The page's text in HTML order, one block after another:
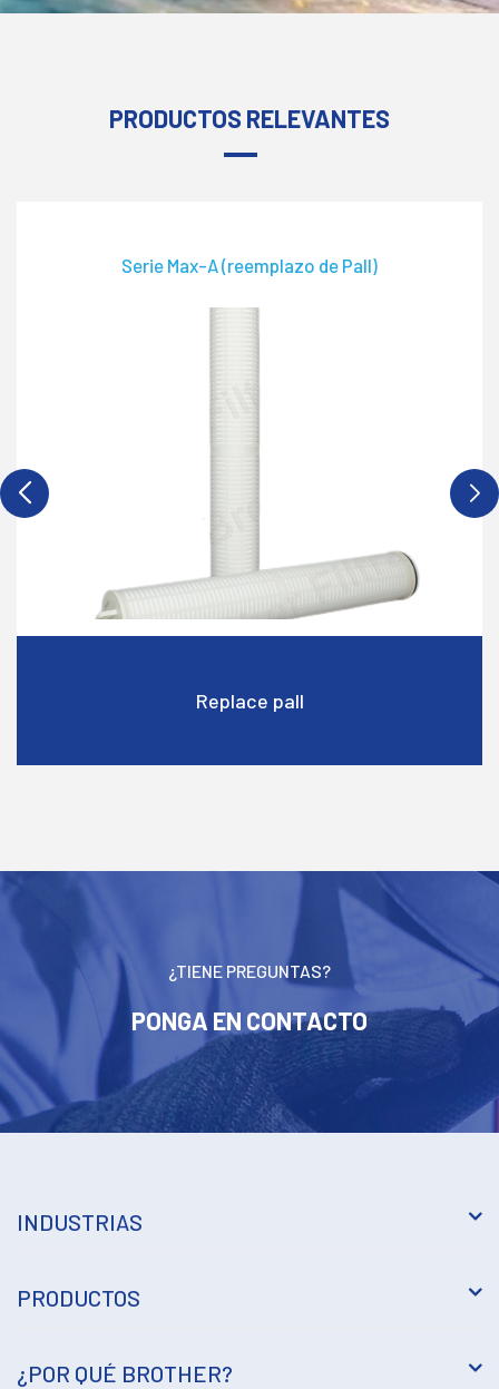
PRODUCTOS RELEVANTES
Serie Max-A (reemplazo de Pall)
Replace pall
¿TIENE PREGUNTAS?
PONGA EN CONTACTO
INDUSTRIAS
PRODUCTOS
¿POR QUÉ BROTHER?